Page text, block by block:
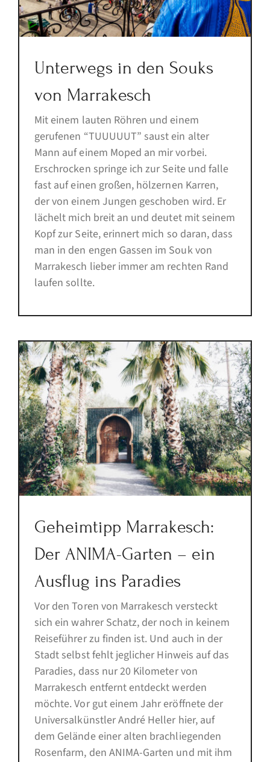
Unterwegs in den Souks
von Marrakesch
Mit einem lauten Röhren und einem
gerufenen “TUUUUUT” saust ein alter
Mann auf einem Moped an mir vorbei.
Erschrocken springe ich zur Seite und falle
fast auf einen großen, hölzernen Karren,
der von einem Jungen geschoben wird. Er
lächelt mich breit an und deutet mit seinem
Kopf zur Seite, erinnert mich so daran, dass
man in den engen Gassen im Souk von
Marrakesch lieber immer am rechten Rand
laufen sollte.
Geheimtipp Marrakesch:
Der ANIMA-Garten – ein
Ausflug ins Paradies
Vor den Toren von Marrakesch versteckt
sich ein wahrer Schatz, der noch in keinem
Reiseführer zu finden ist. Und auch in der
Stadt selbst fehlt jeglicher Hinweis auf das
Paradies, dass nur 20 Kilometer von
Marrakesch entfernt entdeckt werden
möchte. Vor gut einem Jahr eröffnete der
Universalkünstler André Heller hier, auf
dem Gelände einer alten brachliegenden
Rosenfarm, den ANIMA-Garten und mit ihm